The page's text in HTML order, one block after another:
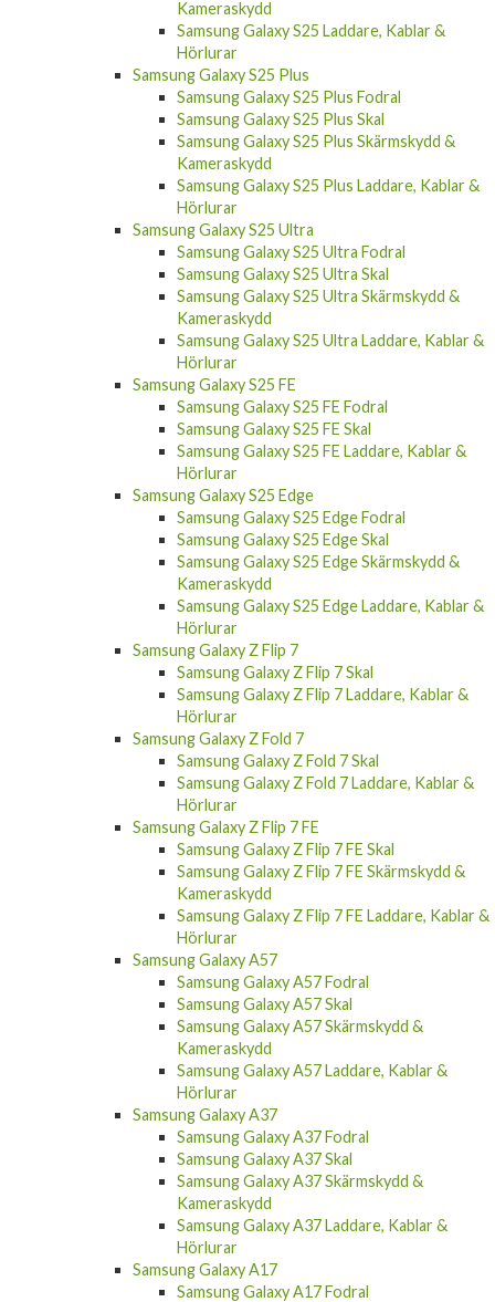
Kameraskydd
Samsung Galaxy S25 Laddare, Kablar &
Hörlurar
Samsung Galaxy S25 Plus
Samsung Galaxy S25 Plus Fodral
Samsung Galaxy S25 Plus Skal
Samsung Galaxy S25 Plus Skärmskydd &
Kameraskydd
Samsung Galaxy S25 Plus Laddare, Kablar &
Hörlurar
Samsung Galaxy S25 Ultra
Samsung Galaxy S25 Ultra Fodral
Samsung Galaxy S25 Ultra Skal
Samsung Galaxy S25 Ultra Skärmskydd &
Kameraskydd
Samsung Galaxy S25 Ultra Laddare, Kablar &
Hörlurar
Samsung Galaxy S25 FE
Samsung Galaxy S25 FE Fodral
Samsung Galaxy S25 FE Skal
Samsung Galaxy S25 FE Laddare, Kablar &
Hörlurar
Samsung Galaxy S25 Edge
Samsung Galaxy S25 Edge Fodral
Samsung Galaxy S25 Edge Skal
Samsung Galaxy S25 Edge Skärmskydd &
Kameraskydd
Samsung Galaxy S25 Edge Laddare, Kablar &
Hörlurar
Samsung Galaxy Z Flip 7
Samsung Galaxy Z Flip 7 Skal
Samsung Galaxy Z Flip 7 Laddare, Kablar &
Hörlurar
Samsung Galaxy Z Fold 7
Samsung Galaxy Z Fold 7 Skal
Samsung Galaxy Z Fold 7 Laddare, Kablar &
Hörlurar
Samsung Galaxy Z Flip 7 FE
Samsung Galaxy Z Flip 7 FE Skal
Samsung Galaxy Z Flip 7 FE Skärmskydd &
Kameraskydd
Samsung Galaxy Z Flip 7 FE Laddare, Kablar &
Hörlurar
Samsung Galaxy A57
Samsung Galaxy A57 Fodral
Samsung Galaxy A57 Skal
Samsung Galaxy A57 Skärmskydd &
Kameraskydd
Samsung Galaxy A57 Laddare, Kablar &
Hörlurar
Samsung Galaxy A37
Samsung Galaxy A37 Fodral
Samsung Galaxy A37 Skal
Samsung Galaxy A37 Skärmskydd &
Kameraskydd
Samsung Galaxy A37 Laddare, Kablar &
Hörlurar
Samsung Galaxy A17
Samsung Galaxy A17 Fodral